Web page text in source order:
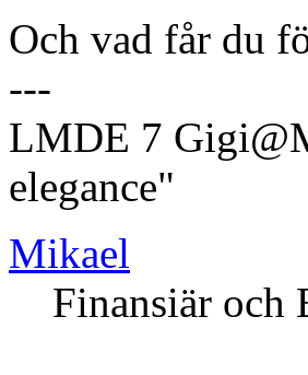
Och vad får du
---
LMDE 7
elegance"
Mikael
Finansiär och